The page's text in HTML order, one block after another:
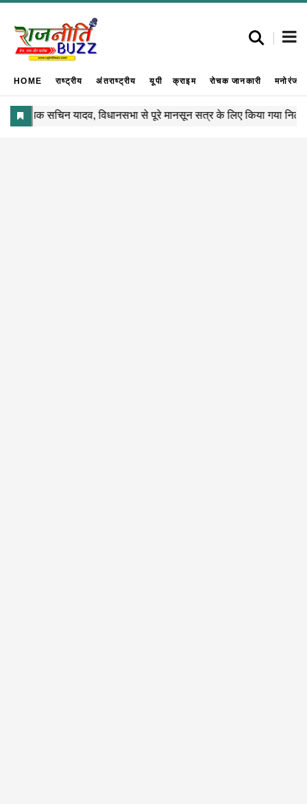
HOME राष्ट्रीय अंतराष्ट्रीय यूपी क्राइम रोचक जानकारी मनोरंजन